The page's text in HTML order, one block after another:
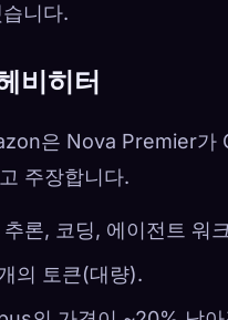
니다.
비히터
은 Nova Premier가
주장합니다.
론, 코딩, 에이전트 워
의 토큰(대량).